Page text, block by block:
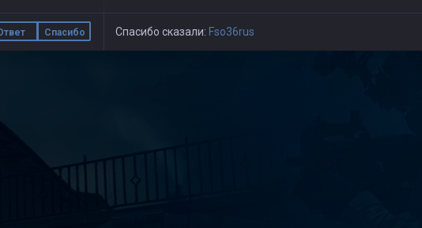
Спасибо Спасибо сказали: Fso36rus